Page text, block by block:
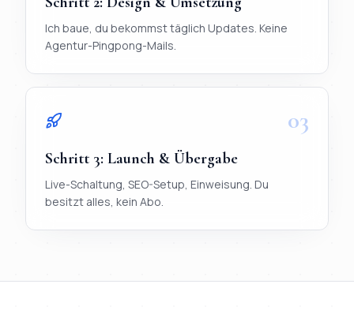
Ich baue, du bekommst täglich Updates. Keine
Agentur-Pingpong-Mails.
03
Schritt 3: Launch & Übergabe
Live-Schaltung, SEO-Setup, Einweisung. Du
besitzt alles, kein Abo.